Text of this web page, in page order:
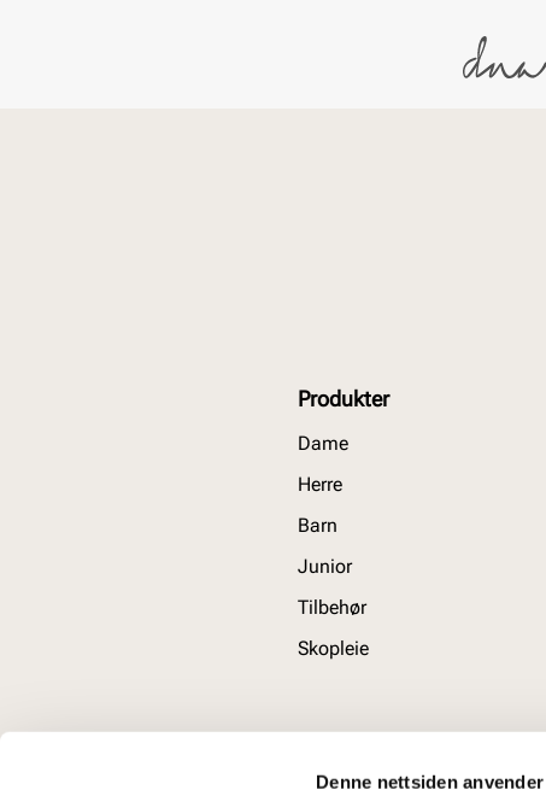
Denne nettsiden
Produkter
Dame
Herre
Barn
Junior
Tilbehør
Skopleie